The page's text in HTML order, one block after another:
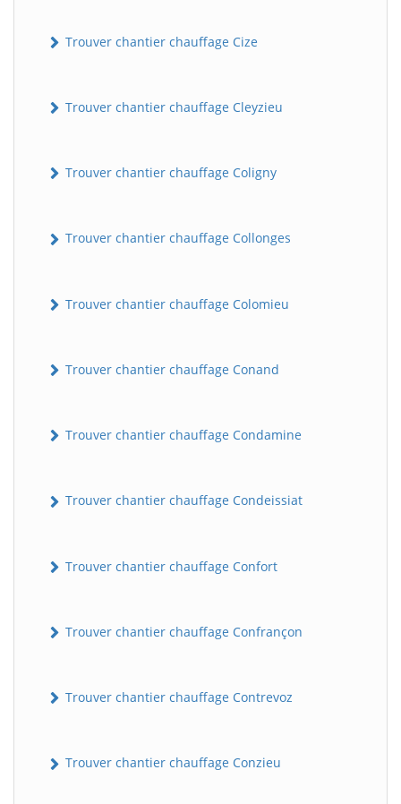
Trouver chantier chauffage Cize
Trouver chantier chauffage Cleyzieu
Trouver chantier chauffage Coligny
Trouver chantier chauffage Collonges
Trouver chantier chauffage Colomieu
Trouver chantier chauffage Conand
Trouver chantier chauffage Condamine
Trouver chantier chauffage Condeissiat
Trouver chantier chauffage Confort
Trouver chantier chauffage Confrançon
Trouver chantier chauffage Contrevoz
Trouver chantier chauffage Conzieu
B Assistant en ligne